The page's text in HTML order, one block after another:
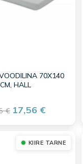
70X140
CM, HALL
€ 17,56 €
KIIRE TARNE